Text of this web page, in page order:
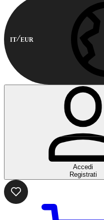
IT EUR
Accedi
Registrati